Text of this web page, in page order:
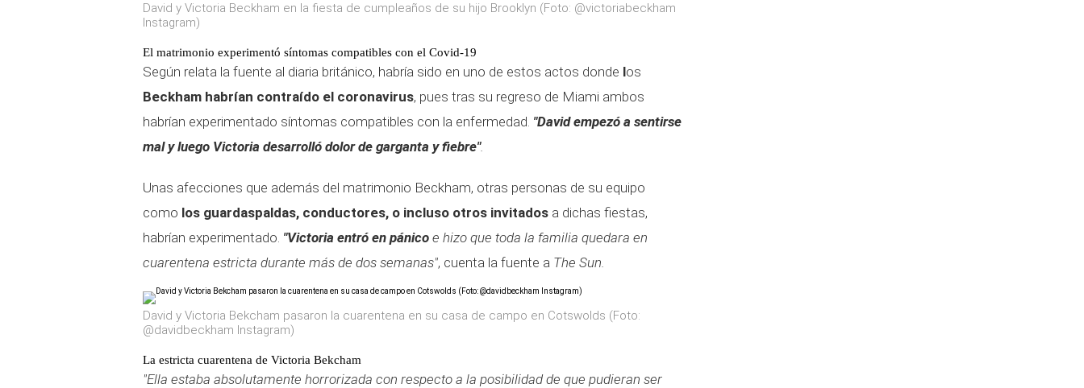
David y Victoria Beckham en la fiesta de cumpleaños de su hijo Brooklyn (Foto: @victoriabeckham
Instagram)
El matrimonio experimentó síntomas compatibles con el Covid-19
Según relata la fuente al diaria británico, habría sido en uno de estos actos donde los
Beckham habrían contraído el coronavirus, pues tras su regreso de Miami ambos
habrían experimentado síntomas compatibles con la enfermedad. "David empezó a sentirse
mal y luego Victoria desarrolló dolor de garganta y fiebre".
Unas afecciones que además del matrimonio Beckham, otras personas de su equipo
como los guardaspaldas, conductores, o incluso otros invitados a dichas fiestas,
habrían experimentado. "Victoria entró en pánico e hizo que toda la familia quedara en
cuarentena estricta durante más de dos semanas", cuenta la fuente a The Sun.
David y Victoria Bekcham pasaron la cuarentena en su casa de campo en Cotswolds (Foto:
@davidbeckham Instagram)
La estricta cuarentena de Victoria Bekcham
"Ella estaba absolutamente horrorizada con respecto a la posibilidad de que pudieran ser